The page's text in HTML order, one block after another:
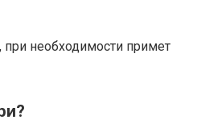
при необходимости примет